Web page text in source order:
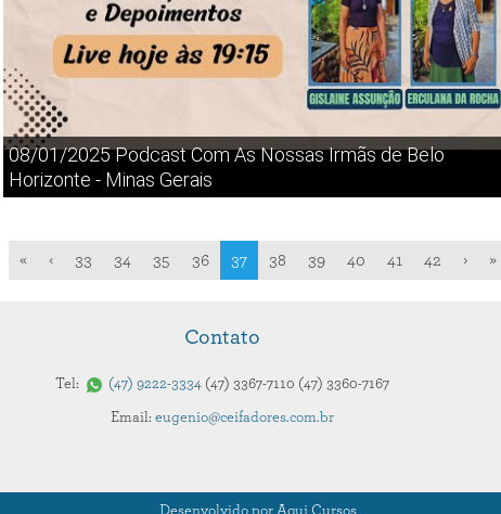
08/01/2025 Podcast Com As Nossas Irmãs de Belo
Horizonte - Minas Gerais
« ‹ 33 34 35 36 37 38 39 40 41 42 › »
Contato
Tel: 47 9222-3334 47 3367-7110 47 3360-7167
Email: eugenio@ceifadores.com.br
Desenvolvido por Aqui Cursos